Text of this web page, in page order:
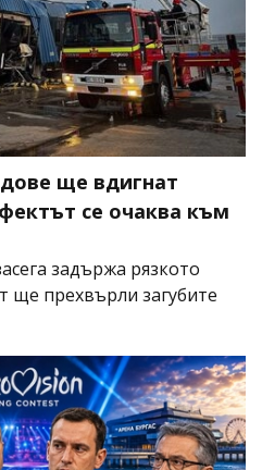
ще вдигнат
се очаква към
задържа рязкото
ще прехвърли загубите